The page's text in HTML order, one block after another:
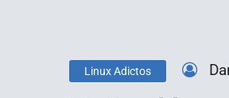
Linux Adictos